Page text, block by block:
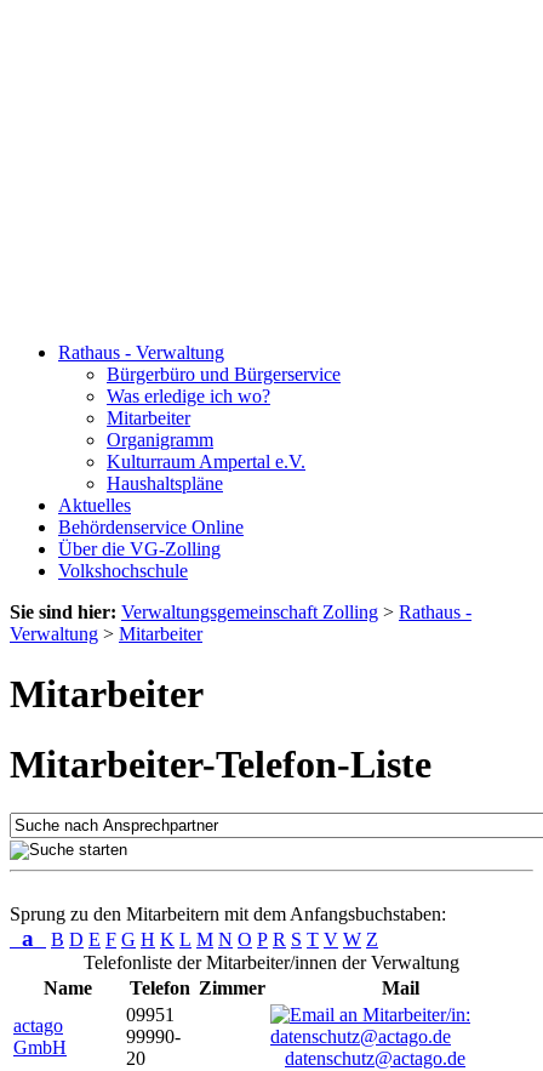
Rathaus - Verwaltung
Bürgerbüro und Bürgerservice
Was erledige ich wo?
Mitarbeiter
Organigramm
Kulturraum Ampertal e.V.
Haushaltspläne
Aktuelles
Behördenservice Online
Über die VG-Zolling
Volkshochschule
Sie sind hier: Verwaltungsgemeinschaft Zolling > Rathaus -
Verwaltung > Mitarbeiter
Mitarbeiter
Mitarbeiter-Telefon-Liste
Sprung zu den Mitarbeitern mit dem Anfangsbuchstaben:
a B D E F G H K L M N O P R S T V W Z
Telefonliste der Mitarbeiter/innen der Verwaltung
Name
Telefon Zimmer
Mail
actago
GmbH
09951
99990-
20
datenschutz@actago.de